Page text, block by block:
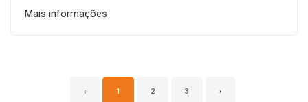
Mais informações
‹ 1 2 3 ›